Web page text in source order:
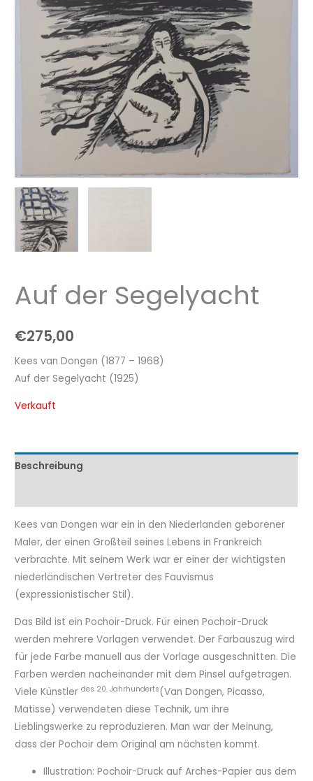
Auf der Segelyacht
€275,00
Kees van Dongen (1877 – 1968)
Auf der Segelyacht (1925)
Verkauft
Beschreibung
Kees van Dongen war ein in den Niederlanden geborener
Maler, der einen Großteil seines Lebens in Frankreich
verbrachte. Mit seinem Werk war er einer der wichtigsten
niederländischen Vertreter des Fauvismus
(expressionistischer Stil).
Das Bild ist ein Pochoir-Druck. Für einen Pochoir-Druck
werden mehrere Vorlagen verwendet. Der Farbauszug wird
für jede Farbe manuell aus der Vorlage ausgeschnitten. Die
Farben werden nacheinander mit dem Pinsel aufgetragen.
Viele Künstlerdes 20. Jahrhunderts (Van Dongen, Picasso,
Matisse) verwendeten diese Technik, um ihre
Lieblingswerke zu reproduzieren. Man war der Meinung,
dass der Pochoir dem Original am nächsten kommt.
Illustration: Pochoir-Druck auf Arches-Papier aus dem